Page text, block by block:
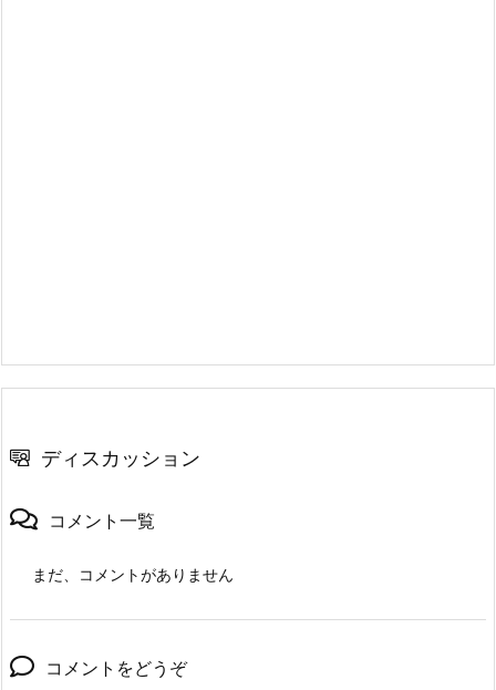
ディスカッション
コメント一覧
まだ、コメントがありません
コメントをどうぞ